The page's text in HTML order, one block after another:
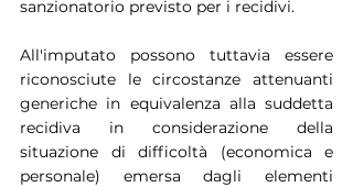
sanzionatorio previsto per i recidivi.
All'imputato possono tuttavia essere
riconosciute le circostanze attenuanti
generiche in equivalenza alla suddetta
recidiva in considerazione della
situazione di difficoltà (economica e
personale) emersa dagli elementi